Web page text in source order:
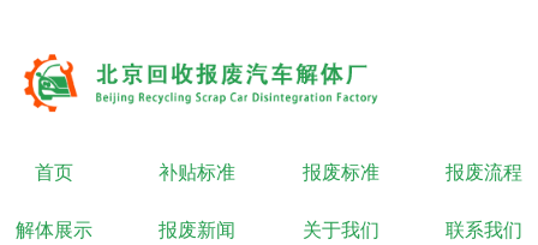
首页 补贴标准 报废标准 报废流程
解体展示 报废新闻 关于我们 联系我们